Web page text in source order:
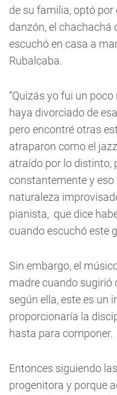
de su familia, optó por
danzón, el chachachá
escuchó en casa a
Rubalcaba.
“Quizás yo fui un
haya divorciado de
pero encontré otras
atraparon como el
atraído por lo distinto,
constantemente y eso
naturaleza
pianista, que dice
cuando escuchó este
Sin embargo, el
madre cuando sugirió
según ella, este es un
proporcionaría la
hasta para componer.
Entonces siguiendo
progenitora y porque